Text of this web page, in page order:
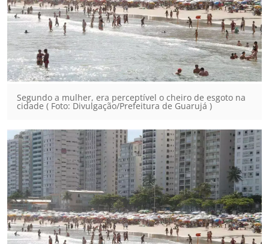
Segundo a mulher, era perceptível o cheiro de esgoto na
cidade ( Foto: Divulgação/Prefeitura de Guarujá )